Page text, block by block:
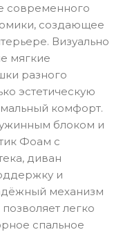
современного
создающее
Визуально
мягкие
разного
эстетическую
комфорт.​
блоком и
Фоам с
диван
и
механизм
легко
спальное